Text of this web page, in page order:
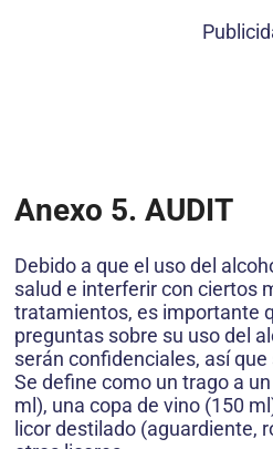
Anexo 5. AUDIT
Debido a que el uso del
salud e interferir con ciertos
tratamientos, es importante
preguntas sobre su uso del
serán confidenciales, así
Se define como un trago a
ml), una copa de vino (150
licor destilado (aguardiente,